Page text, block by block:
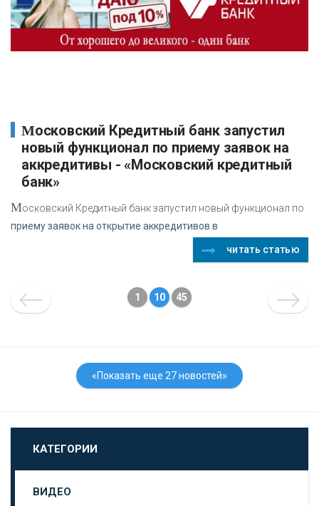
Московский Кредитный банк запустил
новый функционал по приему заявок на
аккредитивы - «Московский кредитный
банк»
Московский Кредитный банк запустил новый функционал по
приему заявок на открытие аккредитивов в
читать статью
1 10 45
«Показать еще 27 новостей»
КАТЕГОРИИ
ВИДЕО